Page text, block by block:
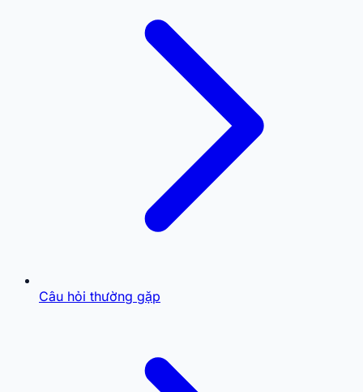
Câu hỏi thường gặp